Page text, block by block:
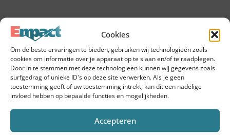
Cookies
Om de beste ervaringen te bieden, gebruiken wij technologieën zoals
cookies om informatie over je apparaat op te slaan en/of te raadplegen.
Door in te stemmen met deze technologieën kunnen wij gegevens zoals
surfgedrag of unieke ID's op deze site verwerken. Als je geen
toestemming geeft of uw toestemming intrekt, kan dit een nadelige
invloed hebben op bepaalde functies en mogelijkheden.
Accepteren